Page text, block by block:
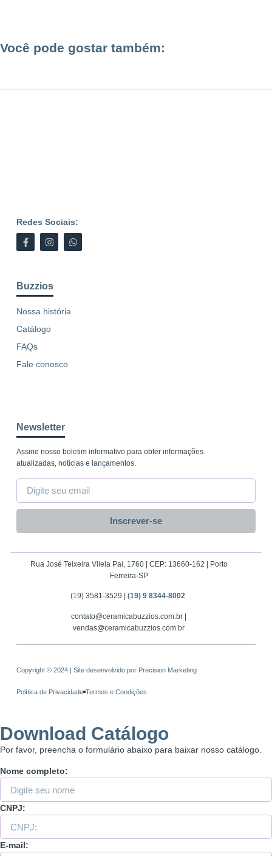
Você pode gostar também:
Redes Sociais:
Buzzios
Nossa história
Catálogo
FAQs
Fale conosco
Newsletter
Assine nosso boletim informativo para obter informações
atualizadas, notícias e lançamentos.
Inscrever-se
Rua José Teixeira Vilela Pai, 1760 | CEP: 13660-162 | Porto
Ferreira-SP
(19) 3581-3529 | (19) 9 8344-8002
contato@ceramicabuzzios.com.br |
vendas@ceramicabuzzios.com.br
Copyright © 2024 | Site desenvolvido por Precision Marketing
Política de Privacidade Termos e Condições
Download Catálogo
Por favor, preencha o formulário abaixo para baixar nosso catálogo.
Nome completo:
CNPJ:
E-mail: